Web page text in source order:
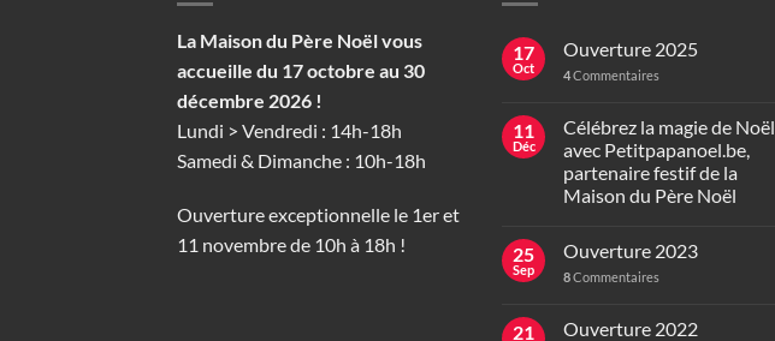
La Maison du Père Noël vous
accueille du 17 octobre au 30
décembre 2026 !
Lundi > Vendredi : 14h-18h
Samedi & Dimanche : 10h-18h
Ouverture exceptionnelle le 1er et
11 novembre de 10h à 18h !
17
Oct
Ouverture 2025
4Commentaires
11
Déc
Célébrez la magie de Noël
avec Petitpapanoel.be,
partenaire festif de la
Maison du Père Noël
25
Sep
Ouverture 2023
8Commentaires
21 Ouverture 2022